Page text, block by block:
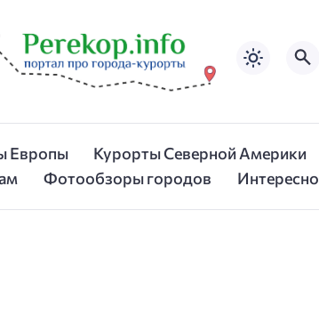
Европы Курорты Северной Америки
Фотообзоры городов Интересно